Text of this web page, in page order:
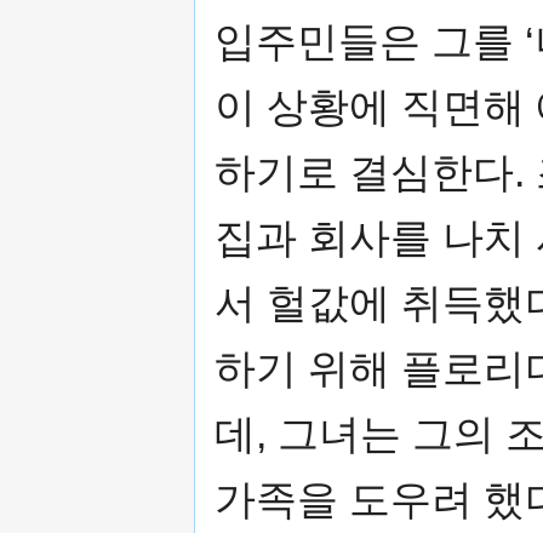
입주민들은 그를
이 상황에 직면해
하기로 결심한다.
집과 회사를 나치
서 헐값에 취득했
하기 위해 플로리
데, 그녀는 그의
가족을 도우려 했